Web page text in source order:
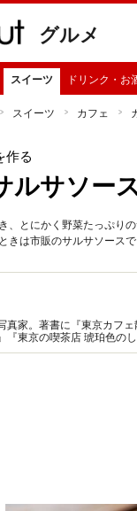
グルメ
スイーツ ドリンク・お
スイーツ カフェ
作る
ルサソー
、とにかく野菜たっぷり
きは市販のサルサソースで
真家。著書に『東京カフ
『東京の喫茶店 琥珀色の
数。Webサイト『東京カ